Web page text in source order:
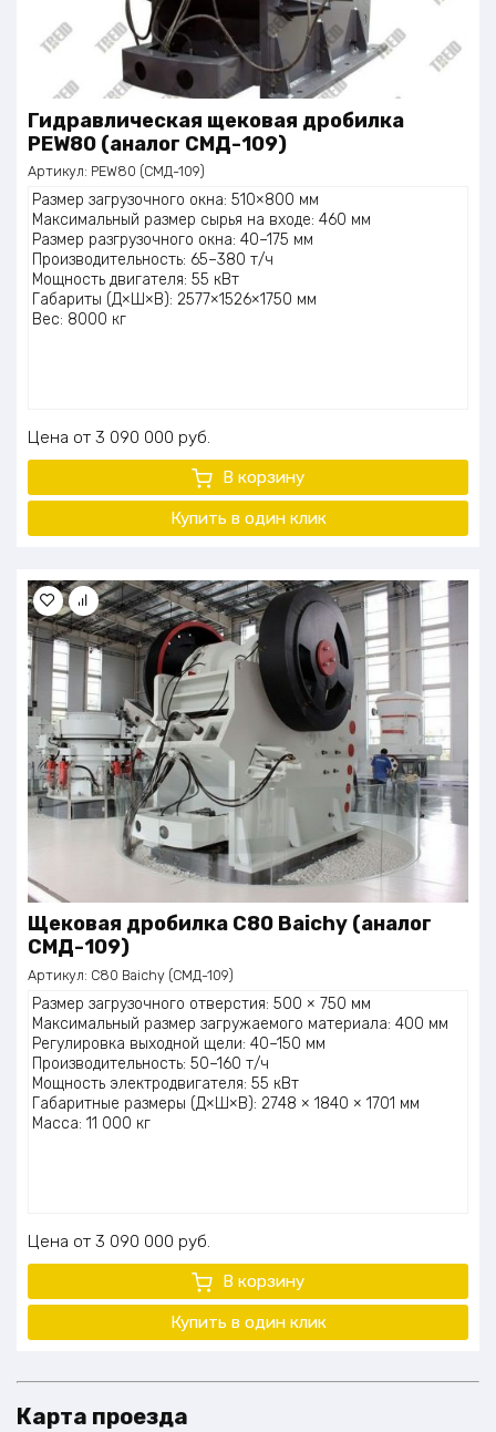
Гидравлическая щековая дробилка
PEW80 (аналог СМД-109)
Артикул: PEW80 (СМД-109)
Размер загрузочного окна: 510×800 мм
Максимальный размер сырья на входе: 460 мм
Размер разгрузочного окна: 40–175 мм
Производительность: 65–380 т/ч
Мощность двигателя: 55 кВт
Габариты (Д×Ш×В): 2577×1526×1750 мм
Вес: 8000 кг
Цена 3 090 000 руб.
В корзину
Купить в один клик
Щековая дробилка С80 Baichy (аналог
СМД-109)
Артикул: С80 Baichy (СМД-109)
Размер загрузочного отверстия: 500 × 750 мм
Максимальный размер загружаемого материала: 400 мм
Регулировка выходной щели: 40–150 мм
Производительность: 50–160 т/ч
Мощность электродвигателя: 55 кВт
Габаритные размеры (Д×Ш×В): 2748 × 1840 × 1701 мм
Масса: 11 000 кг
Цена 3 090 000 руб.
В корзину
Купить в один клик
Карта проезда